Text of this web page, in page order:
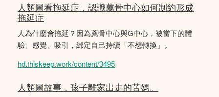
人類圖看拖延症，認識薦骨中心如何制約形成
拖延症
人為什麼會拖延？因為薦骨中心與G中心，被當下的體
驗、感覺、吸引，綁定自己持續「不想轉換」。
hd.thiskeep.work/content/3495
人類圖故事，孩子離家出走的苦媽。